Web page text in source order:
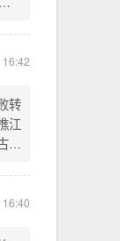
转
今